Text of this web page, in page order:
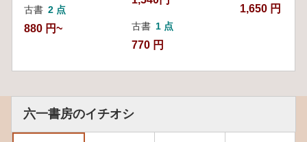
古書 2 点
880 円~ 古書 1 点
770 円
1,650 円
六一書房のイチオシ